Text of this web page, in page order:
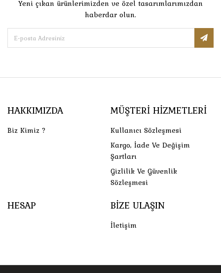
Yeni çıkan ürünlerimizden ve özel tasarımlarımızdan
haberdar olun.
HAKKIMIZDA
Biz Kimiz ?
MÜŞTERI HIZMETLERI
Kullanıcı Sözleşmesi
Kargo, İade Ve Değişim
Şartları
Gizlilik Ve Güvenlik
Sözleşmesi
HESAP BIZE ULAŞIN
İletişim